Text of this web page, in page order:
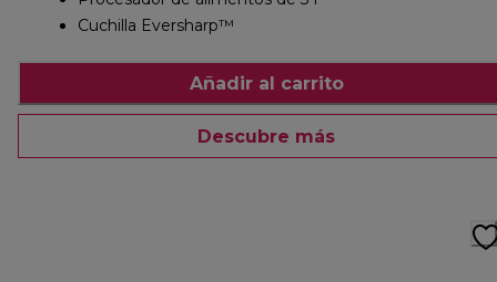
Cuchilla Eversharp™
Añadir al carrito
Descubre más